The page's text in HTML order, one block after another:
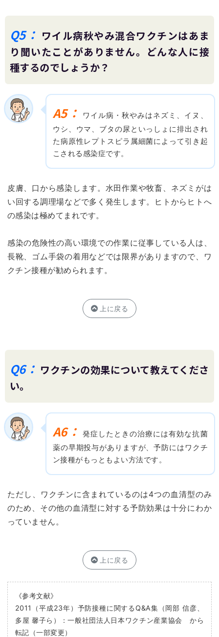
Q5： ワイル病秋やみ混合ワクチンはあま
り聞いたことがありません。どんな人に接
種するのでしょうか？
A5：
ワイル病・秋やみはネズミ、イヌ、
ウシ、ウマ、ブタの尿といっしょに排出され
た病原性レプトスピラ属細菌によって引き起
こされる感染症です。
皮膚、口から感染します。水田作業や牧畜、ネズミがは
い回する調理場などで多く発生します。ヒトからヒトへ
の感染は極めてまれです。
感染の危険性の高い環境での作業に従事している人は、
長靴、ゴム手袋の着用などでは限界がありますので、ワ
クチン接種が勧められます。
上に戻る
Q6： ワクチンの効果について教えてくださ
い。
A6：
発症したときの治療には有効な抗菌
薬の早期投与がありますが、予防にはワクチ
ン接種がもっともよい方法です。
ただし、ワクチンに含まれているのは4つの血清型のみ
のため、その他の血清型に対する予防効果は十分にわか
っていません。
上に戻る
《参考文献》
2011
（平成23年）予防接種に関する Q&A集（岡部 信彦、
多屋 馨子ら）：一般社団法人日本ワクチン産業協会 から
転記（一部変更）